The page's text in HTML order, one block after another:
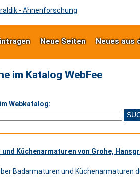
Neue Seiten Neues aus
im Katalog WebFee
Webkatalog:
Küchenarmaturen von Grohe,
Badarmaturen und Küchenarmaturen